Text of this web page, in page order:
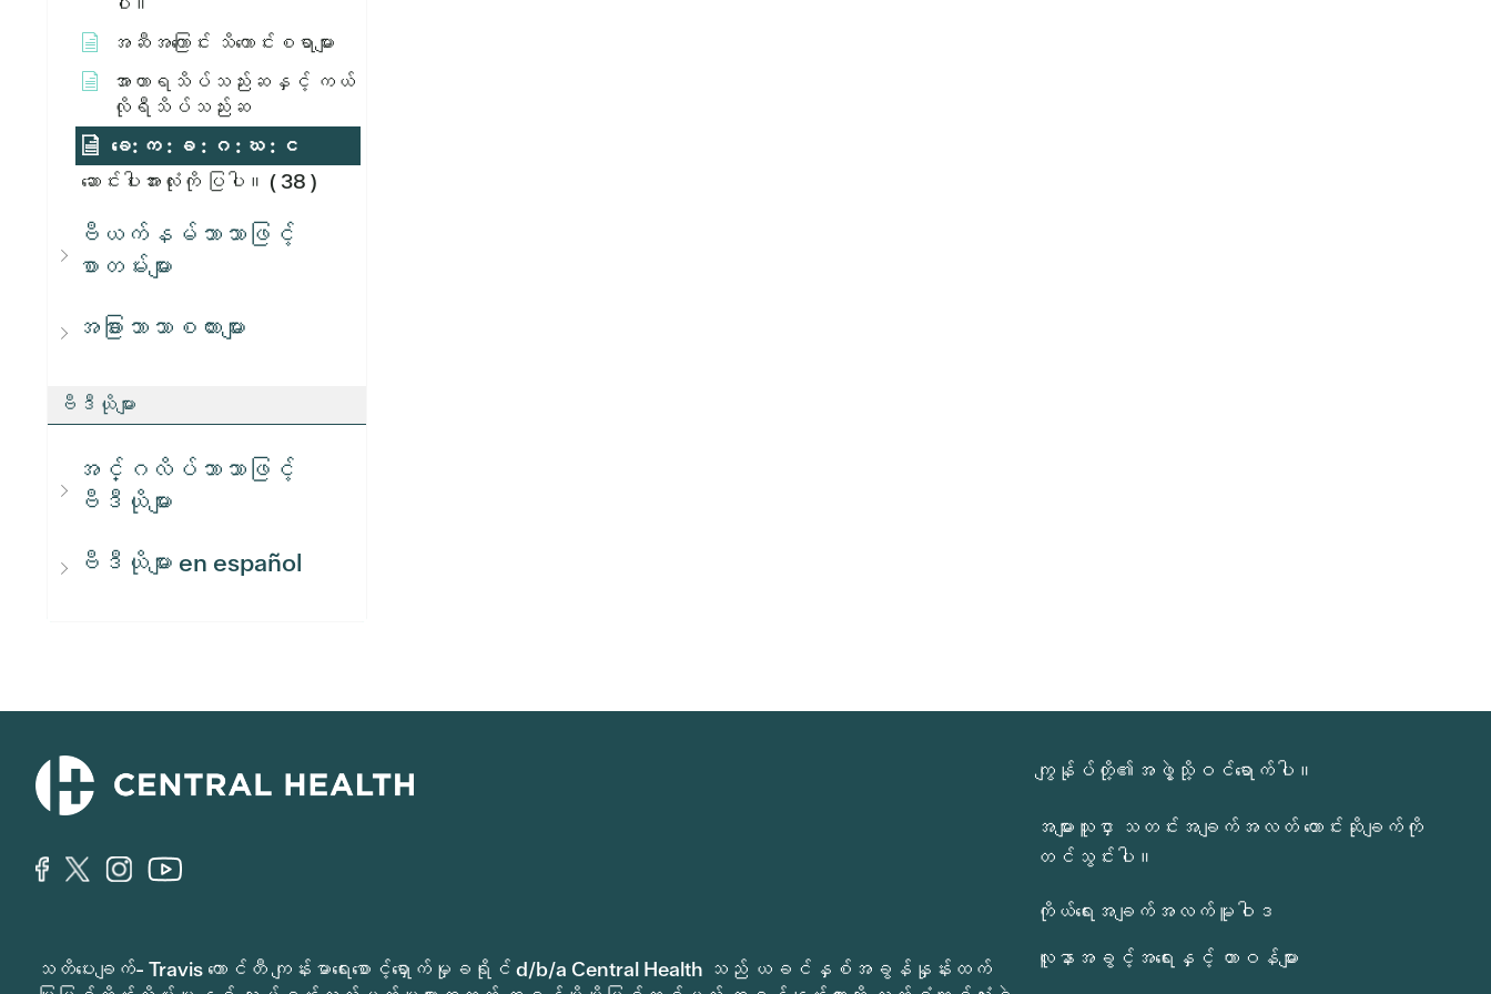
အဆီအကြောင်း သိကောင်းစရာများ
အာဟာရသိပ်သည်းဆနှင့် ကယ်
လိုရီသိပ်သည်းဆ
ခေ: က : ခ : ဂ : ဃ : င
ဆောင်းပါးအားလုံးကို ပြပါ။ ( 38 )
ဗီယက်နမ်ဘာသာဖြင့်
စာတမ်းများ
အခြားဘာသာစကားများ
ဗီဒီယိုများ
အင်္ဂလိပ်ဘာသာဖြင့်
ဗီဒီယိုများ
ဗီဒီယိုများ en español
သတိပေးချက်- Travis ကောင်တီ ကျန်းမာရေးစောင့်ရှောက်မှုခရိုင် d/b/a Central Health သည် ယခင်နှစ်အခွန်နှုန်းထက်
ကျွန်ုပ်တို့၏အဖွဲ့သို့ဝင်ရောက်ပါ။
အများသူငှာ သတင်းအချက်အလတ် တောင်းဆိုချက်ကို
တင်သွင်းပါ။
ကိုယ်ရေးအချက်အလက်မူဝါဒ
လူနာအခွင့်အရေးနှင့် တာဝန်များ